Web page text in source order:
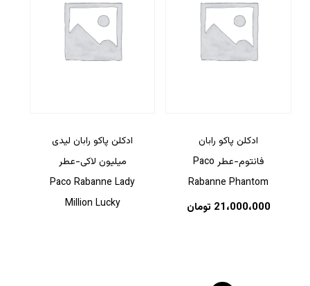
ادکلن پاکو رابان
فانتوم-عطر Paco
Rabanne Phantom
21،000،000 تومان
ادکلن پاکو رابان لیدی
میلیون لاکی-عطر
Paco Rabanne Lady
Million Lucky